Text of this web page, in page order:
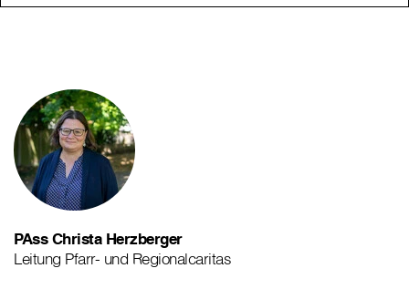
PAss Christa Herzberger
Leitung Pfarr- und Regionalcaritas